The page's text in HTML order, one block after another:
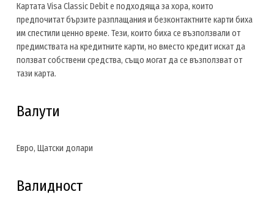
Картата Visa Classic Debit е подходяща за хора, които
предпочитат бързите разплащания и безконтактните карти биха
им спестили ценно време. Тези, които биха се възползвали от
предимствата на кредитните карти, но вместо кредит искат да
ползват собствени средства, също могат да се възползват от
тази карта.
Валути
Евро, Щатски долари
Валидност